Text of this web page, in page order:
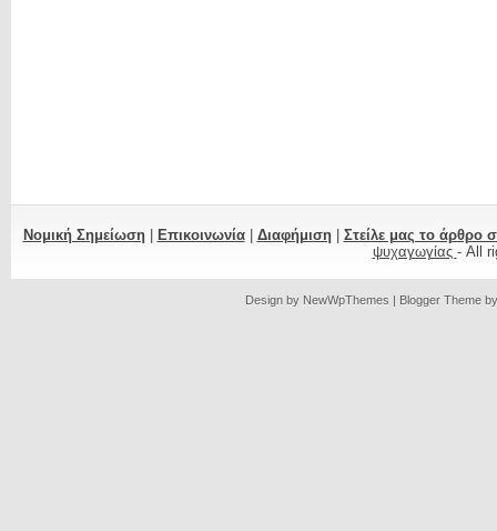
Νομική Σημείωση| Επικοινωνία| Διαφήμιση| Στείλε μας το άρθρο
ψυχαγωγίας - All
Design by NewWpThemes | Blogger Theme